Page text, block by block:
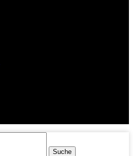
Suche